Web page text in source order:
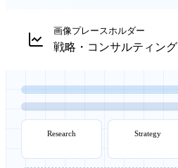
画像プレースホルダー
戦略・コンサルティング
Research Strategy